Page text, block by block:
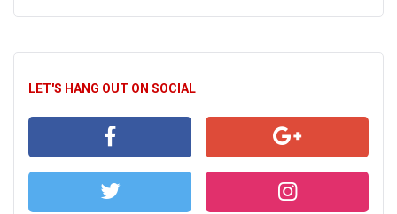
LET'S HANG OUT ON SOCIAL